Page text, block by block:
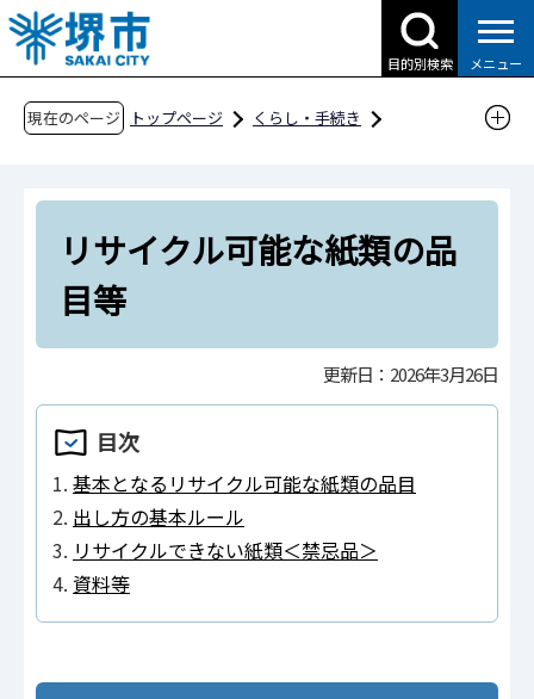
こ
の
ペ
目的別検索 メニュー
現在のページ トップページ
くらし・手続き
事業所から出るごみ
一般廃棄物（事業系ごみ）
事業所から出る紙類のリサイクルにご協力を
リサイクル可能な紙類の品
目等
更新日：2026年3月26日
目次
基本となるリサイクル可能な紙類の品目
出し方の基本ルール
リサイクルできない紙類＜禁忌品＞
資料等